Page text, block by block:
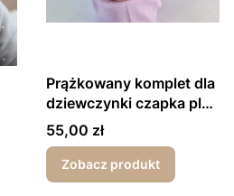
Prążkowany komplet dla
dziewczynki czapka plus
komin zawieszka
fioletowy
Cena
55,00 zł
Zobacz produkt